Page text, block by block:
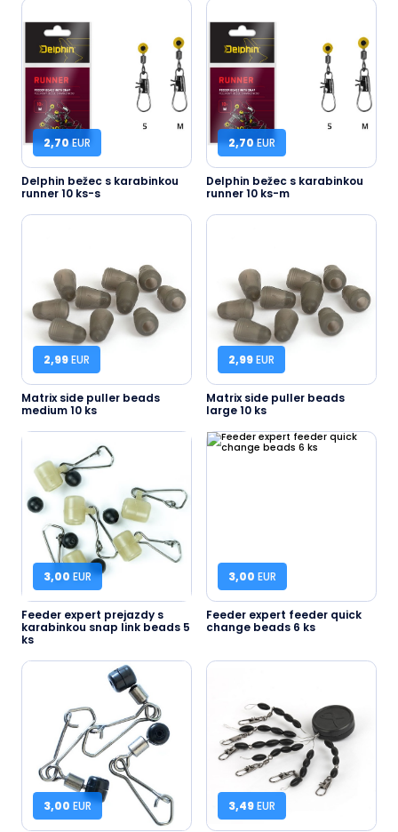
2,70EUR
Delphin bežec s karabinkou
runner 10 ks-s
2,70EUR
Delphin bežec s karabinkou
runner 10 ks-m
2,99EUR
Matrix side puller beads
medium 10 ks
2,99EUR
Matrix side puller beads
large 10 ks
3,00 EUR
Feeder expert prejazdy s
karabinkou snap link beads 5
ks
3,00 EUR
Feeder expert feeder quick
change beads 6 ks
3,00 EUR 3,49EUR